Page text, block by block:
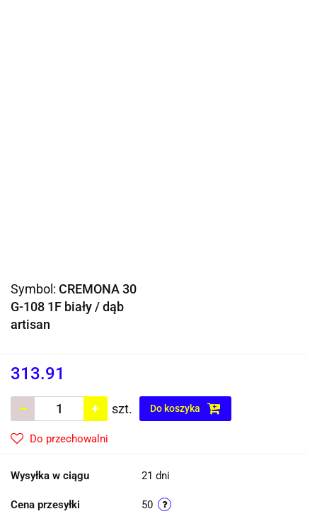
Symbol: CREMONA 30
G-108 1F biały / dąb
artisan
313.91
szt. Do koszyka
Do przechowalni
Wysyłka w ciągu 21 dni
Cena przesyłki 50